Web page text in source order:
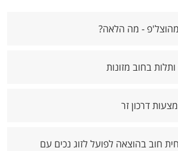
- מה הלאה?
בחוב מזונות
דרכון זר
חוב בהוצאה לפועל לזוג נכים עם